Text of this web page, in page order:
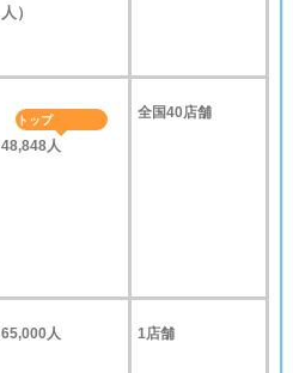
人）
トップ
48,848人
全国40店舗
65,000人 1店舗